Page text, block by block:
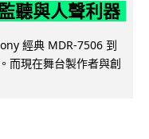
聽與人聲利器
經典 MDR-7506 到
而現在舞台製作者與創